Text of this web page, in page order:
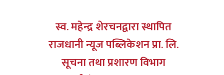
स्व. महेन्द्र शेरचनद्वारा स्थापित
राजधानी न्यूज पब्लिकेशन प्रा. लि.
सूचना तथा प्रशारण विभाग